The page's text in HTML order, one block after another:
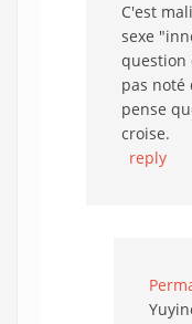
C'est
sexe
question
pas noté
pense
croise.
reply